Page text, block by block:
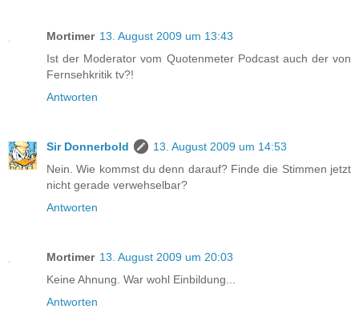
Mortimer 13. August 2009 um 13:43
Ist der Moderator vom Quotenmeter Podcast auch der von
Fernsehkritik tv?!
Antworten
Sir Donnerbold
13. August 2009 um 14:53
Nein. Wie kommst du denn darauf? Finde die Stimmen jetzt
nicht gerade verwehselbar?
Antworten
Mortimer 13. August 2009 um 20:03
Keine Ahnung. War wohl Einbildung...
Antworten